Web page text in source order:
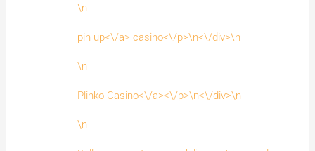
\n
pin up<\/a> casino<\/p>\n<\/div>\n
\n
Plinko Casino<\/a><\/p>\n<\/div>\n
\n